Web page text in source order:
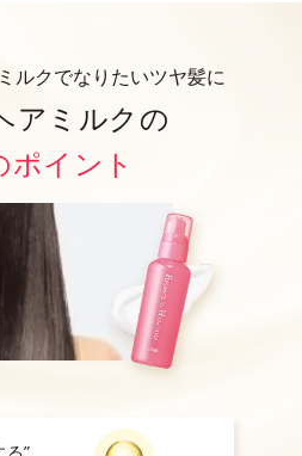
ルクでなりたいツヤ髪に
アミルクの
ポイント